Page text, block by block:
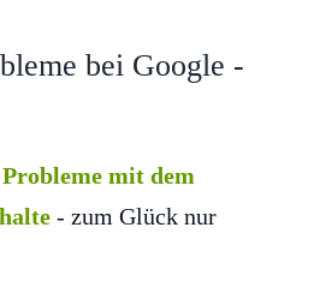
bei Google -
mit dem
- zum Glück nur